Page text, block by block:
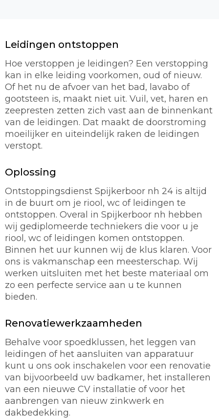
Leidingen ontstoppen
Hoe verstoppen je leidingen? Een verstopping
kan in elke leiding voorkomen, oud of nieuw.
Of het nu de afvoer van het bad, lavabo of
gootsteen is, maakt niet uit. Vuil, vet, haren en
zeepresten zetten zich vast aan de binnenkant
van de leidingen. Dat maakt de doorstroming
moeilijker en uiteindelijk raken de leidingen
verstopt.
Oplossing
Ontstoppingsdienst Spijkerboor nh 24 is altijd
in de buurt om je riool, wc of leidingen te
ontstoppen. Overal in Spijkerboor nh hebben
wij gediplomeerde techniekers die voor u je
riool, wc of leidingen komen ontstoppen.
Binnen het uur kunnen wij de klus klaren. Voor
ons is vakmanschap een meesterschap. Wij
werken uitsluiten met het beste materiaal om
zo een perfecte service aan u te kunnen
bieden.
Renovatiewerkzaamheden
Behalve voor spoedklussen, het leggen van
leidingen of het aansluiten van apparatuur
kunt u ons ook inschakelen voor een renovatie
van bijvoorbeeld uw badkamer, het installeren
van een nieuwe CV installatie of voor het
aanbrengen van nieuw zinkwerk en
dakbedekking.